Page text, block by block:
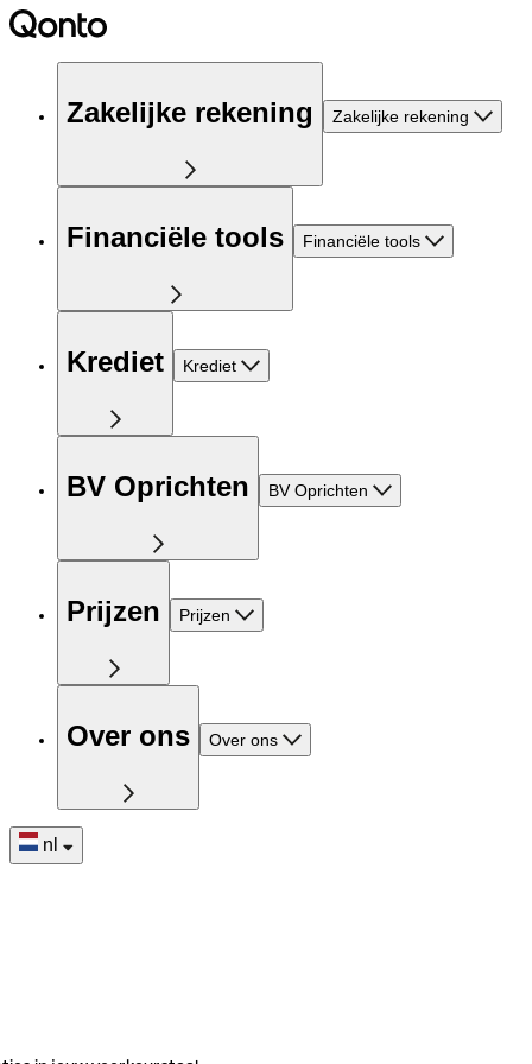
Zakelijke rekening Zakelijke rekening
Financiële tools Financiële tools
Krediet Krediet
BV Oprichten BV Oprichten
Prijzen Prijzen
Over ons Over ons
nl